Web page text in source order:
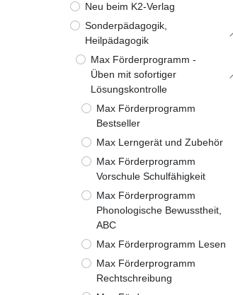
Neu beim K2-Verlag
Sonderpädagogik,
Heilpädagogik
Max Förderprogramm -
Üben mit sofortiger
Lösungskontrolle
Max Förderprogramm
Bestseller
Max Lerngerät und Zubehör
Max Förderprogramm
Vorschule Schulfähigkeit
Max Förderprogramm
Phonologische Bewusstheit,
ABC
Max Förderprogramm Lesen
Max Förderprogramm
Rechtschreibung